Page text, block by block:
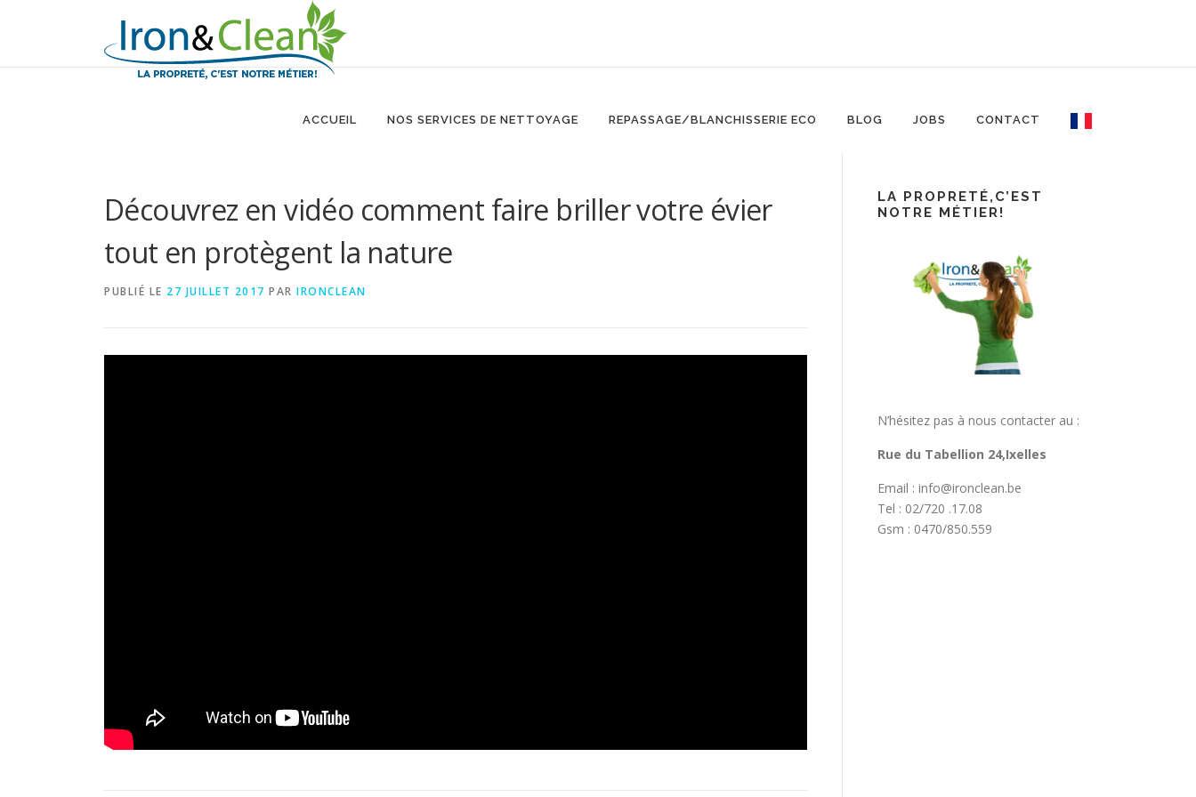
ACCUEIL NOS SERVICES DE NETTOYAGE REPASSAGE/BLANCHISSERIE ECO BLOG JOBS CONTACT
Découvrez en vidéo comment faire briller votre évier
tout en protègent la nature
PUBLIÉ LE 27 JUILLET 2017 PAR IRONCLEAN
LA PROPRETÉ,C’EST
NOTRE MÉTIER!
N’hésitez pas à nous contacter au :
Rue du Tabellion 24,Ixelles
Email : info@ironclean.be
Tel : 02/720 .17.08
Gsm : 0470/850.559